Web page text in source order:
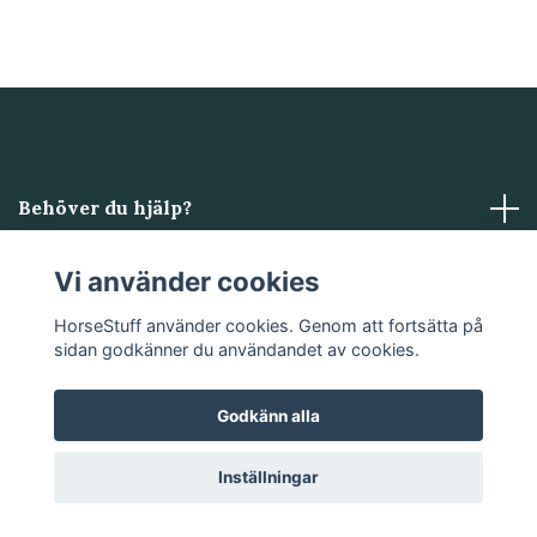
Behöver du hjälp?
Läs mer
Sociala medier
© 2026 HorseStuffPowered by Quickbutik
Vi använder cookies
HorseStuff använder cookies. Genom att fortsätta på
sidan godkänner du användandet av cookies.
Godkänn alla
Inställningar